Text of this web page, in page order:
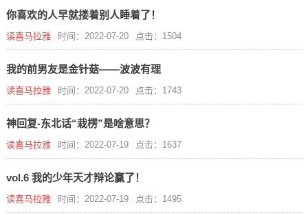
你喜欢的人早就搂着别人睡着了！
读喜马拉雅 时间：2022-07-20 点击：1504
我的前男友是金针菇——波波有理
读喜马拉雅 时间：2022-07-20 点击：1743
神回复-东北话“栽楞”是啥意思？
读喜马拉雅 时间：2022-07-19 点击：1637
vol.6 我的少年天才辩论赢了！
读喜马拉雅 时间：2022-07-19 点击：1495